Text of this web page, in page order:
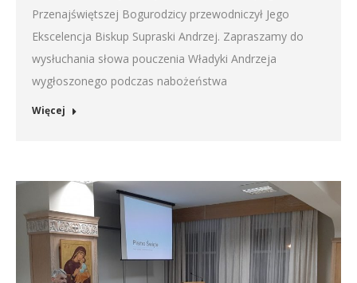
Przenajświętszej Bogurodzicy przewodniczył Jego
Ekscelencja Biskup Supraski Andrzej. Zapraszamy do
wysłuchania słowa pouczenia Władyki Andrzeja
wygłoszonego podczas nabożeństwa
Więcej